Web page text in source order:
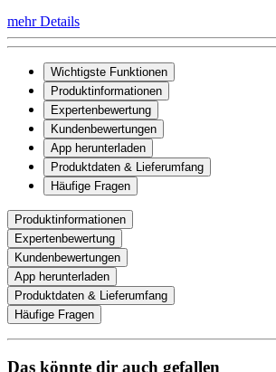
mehr Details
Wichtigste Funktionen
Produktinformationen
Expertenbewertung
Kundenbewertungen
App herunterladen
Produktdaten & Lieferumfang
Häufige Fragen
Produktinformationen
Expertenbewertung
Kundenbewertungen
App herunterladen
Produktdaten & Lieferumfang
Häufige Fragen
Das könnte dir auch gefallen